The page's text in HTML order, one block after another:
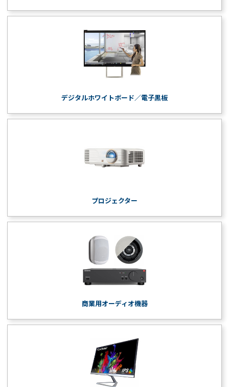
デジタルホワイトボード／電子黒板
プロジェクター
商業用オーディオ機器